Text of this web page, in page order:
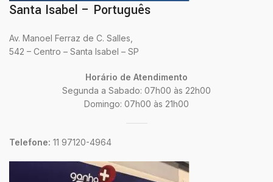
Santa Isabel – Português
Av. Manoel Ferraz de C. Salles,
542 – Centro – Santa Isabel – SP
Horário de Atendimento
Segunda a Sabado: 07h00 às 22h00
Domingo: 07h00 às 21h00
Telefone: 11 97120-4964